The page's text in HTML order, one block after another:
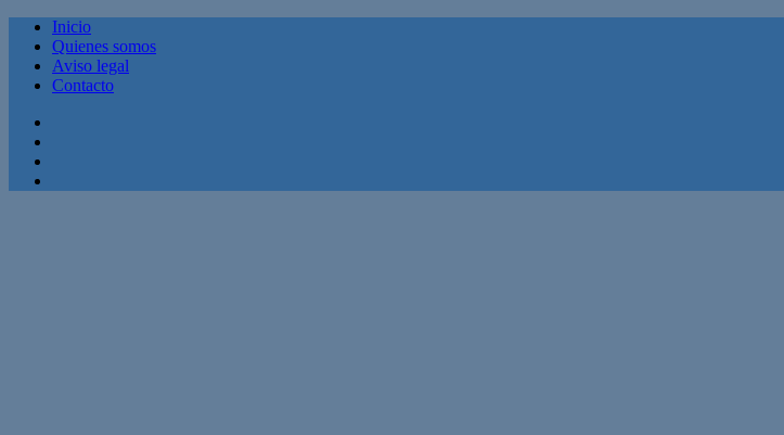
Inicio
Quienes somos
Aviso legal
Contacto